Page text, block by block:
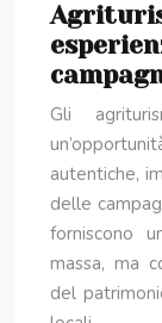
Gli
autentiche,
delle
forniscono
massa, ma
del